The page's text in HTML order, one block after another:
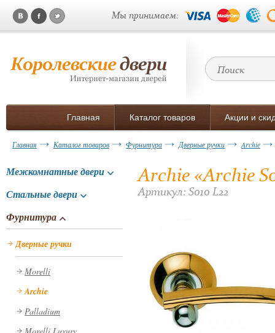
Мы принимаем:
Главная Каталог товаров Акции и
Главная Каталог товаров Фурнитура Дверные ручки Archie
Межкомнатные двери
Стальные двери
Фурнитура
Дверные ручки
Morelli
Archie
Palladium
Archie «Archie
Артикул: S010 L22